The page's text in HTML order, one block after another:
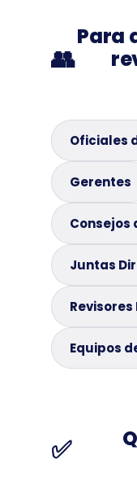
👥
Para
Oficiales
Gerentes
Consejos
Juntas
Equipos
✅